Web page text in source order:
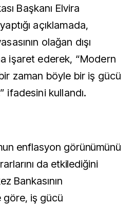
Başkanı Elvira
açıklamada,
olağan dışı
işaret ederek, “Modern
zaman böyle bir iş gücü
ifadesini kullandı.
enflasyon görünümünü
da etkilediğini
Bankasının
göre, iş gücü